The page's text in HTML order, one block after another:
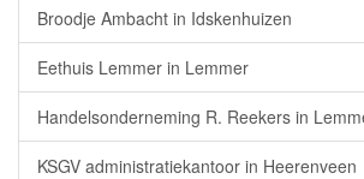
Broodje Ambacht in Idskenhuizen
Eethuis Lemmer in Lemmer
Handelsonderneming R. Reekers in
KSGV administratiekantoor in Heerenveen